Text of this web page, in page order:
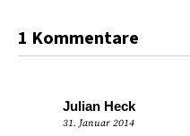
1 Kommentare
Julian Heck
31. Januar 2014